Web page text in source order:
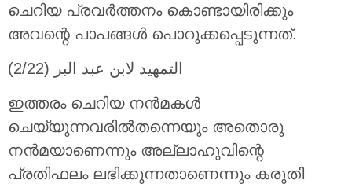
ചെറിയ പ്രവർത്തനം കൊണ്ടായിരിക്കും
അവന്റെ പാപങ്ങൾ പൊറുക്കപ്പെടുന്നത്.
التمهيد لابن عبد البر (2/22)
ഇത്തരം ചെറിയ നന്‍മകള്‍
ചെയ്യുന്നവരില്‍തന്നെയും അതൊരു
നന്‍മയാണെന്നും അല്ലാഹുവിന്റെ
പ്രതിഫലം ലഭിക്കുന്നതാണെന്നും കരുതി